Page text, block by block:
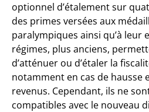
optionnel d’étalement sur
des primes versées aux
paralympiques ainsi qu’à leur
régimes, plus anciens,
d’atténuer ou d’étaler la
notamment en cas de hausse
revenus. Cependant, ils ne
compatibles avec le nouveau